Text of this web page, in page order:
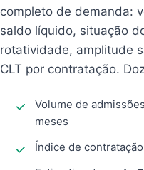
completo de demanda:
saldo líquido, situação
rotatividade, amplitude
CLT por contratação.
Volume de
meses
Índice de